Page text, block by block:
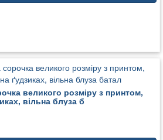
великого розміру з принтом,
вільна блуза б